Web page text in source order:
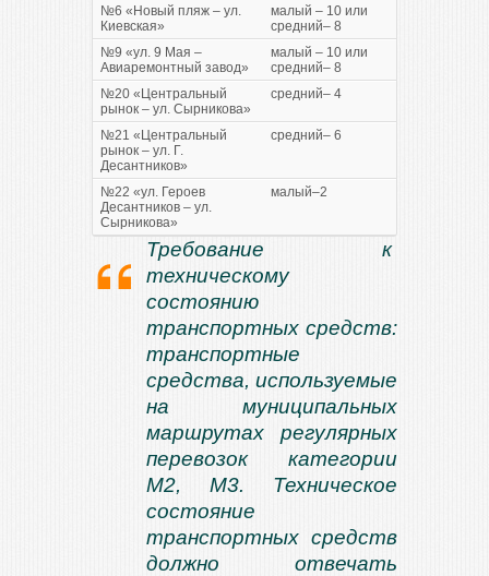
№6 «Новый пляж – ул.
Киевская»
малый – 10 или
средний– 8
№9 «ул. 9 Мая –
Авиаремонтный завод»
малый – 10 или
средний– 8
№20 «Центральный
рынок – ул. Сырникова»
средний– 4
№21 «Центральный
рынок – ул. Г.
Десантников»
средний– 6
№22 «ул. Героев
Десантников – ул.
Сырникова»
малый–2
Требование к
техническому
состоянию
транспортных средств:
транспортные
средства, используемые
на муниципальных
маршрутах регулярных
перевозок категории
М2, М3. Техническое
состояние
транспортных средств
должно отвечать